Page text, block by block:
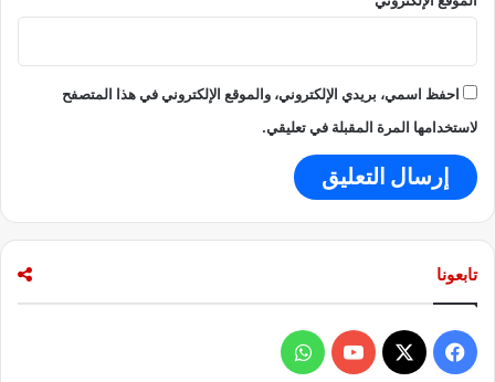
س
و
ن
ي
احفظ اسمي، بريدي الإلكتروني، والموقع الإلكتروني في هذا المتصفح
لاستخدامها المرة المقبلة في تعليقي.
تابعونا